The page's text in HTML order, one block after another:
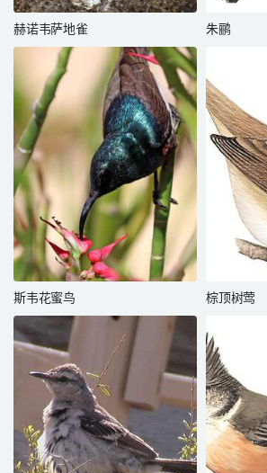
赫诺韦萨地雀 朱鹂
斯韦花蜜鸟 棕顶树莺